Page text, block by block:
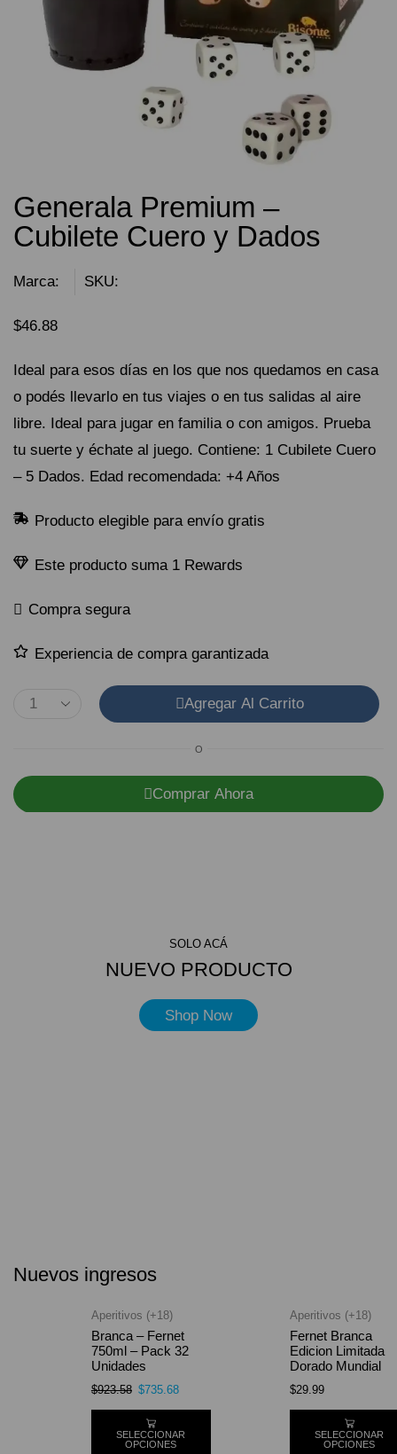
Generala Premium –
Cubilete Cuero y Dados
Marca: SKU:
$46.88
Ideal para esos días en los que nos quedamos en casa
o podés llevarlo en tus viajes o en tus salidas al aire
libre. Ideal para jugar en familia o con amigos. Prueba
tu suerte y échate al juego. Contiene: 1 Cubilete Cuero
– 5 Dados. Edad recomendada: +4 Años
Producto elegible para envío gratis
Este producto suma 1 Rewards
Compra segura
Experiencia de compra garantizada
Agregar Al Carrito
O
Comprar Ahora
SOLO ACÁ
NUEVO PRODUCTO
Shop Now
Nuevos ingresos
Aperitivos (+18)
Branca – Fernet
750ml – Pack 32
Unidades
$923.58 $735.68
SELECCIONAR
OPCIONES
Aperitivos (+18)
Fernet Branca
Edicion Limitada
Dorado Mundial
$29.99
SELECCIONAR
OPCIONES